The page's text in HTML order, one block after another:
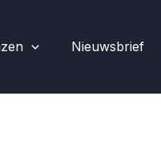
Nieuwsbrief